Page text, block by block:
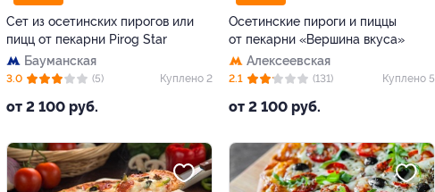
Сет из осетинских пирогов или
пицц от пекарни Pirog Star
Бауманская
от 2 100 руб.
3.0 (5) Куплено 2
Осетинские пироги и пиццы
от пекарни «Вершина вкуса»
Алексеевская
от 2 100 руб.
2.1 (131) Куплено 5